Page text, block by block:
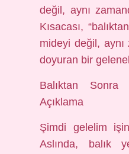
değil, aynı
Kısacası,
mideyi değil,
doyuran bir
Balıktan
Açıklama
Şimdi gelelim
Aslında, balık